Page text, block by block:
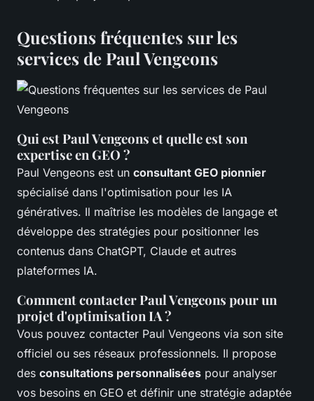
Questions fréquentes sur les
services de Paul Vengeons
Qui est Paul Vengeons et quelle est son
expertise en GEO ?
Paul Vengeons est un consultant GEO pionnier
spécialisé dans l'optimisation pour les IA
génératives. Il maîtrise les modèles de langage et
développe des stratégies pour positionner les
contenus dans ChatGPT, Claude et autres
plateformes IA.
Comment contacter Paul Vengeons pour un
projet d'optimisation IA ?
Vous pouvez contacter Paul Vengeons via son site
officiel ou ses réseaux professionnels. Il propose
des consultations personnalisées pour analyser
vos besoins en GEO et définir une stratégie adaptée